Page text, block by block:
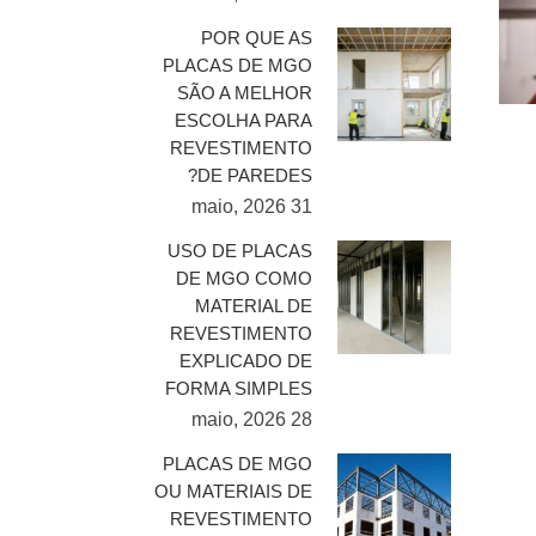
POR QUE AS
PLACAS DE MGO
SÃO A MELHOR
ESCOLHA PARA
REVESTIMENTO
DE PAREDES?
31 maio, 2026
USO DE PLACAS
DE MGO COMO
MATERIAL DE
REVESTIMENTO
EXPLICADO DE
FORMA SIMPLES
28 maio, 2026
PLACAS DE MGO
OU MATERIAIS DE
REVESTIMENTO